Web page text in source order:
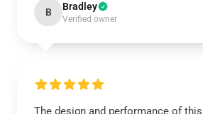
B Bradley
Verified owner
The design and performance of